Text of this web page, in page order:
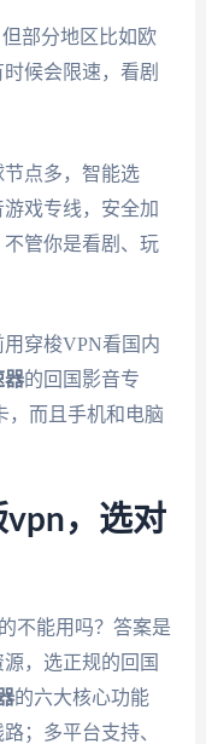
部分地区比如欧
候会限速，看剧
点多，智能选
戏专线，安全加
管你是看剧、玩
穿梭VPN看国内
器的回国影音专
，而且手机和电脑
vpn，选对
不能用吗？答案是
，选正规的回国
的六大核心功能
；多平台支持、